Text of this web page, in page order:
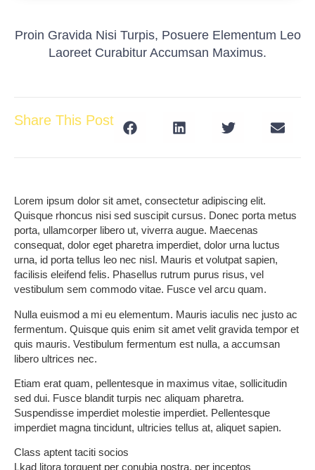
Proin Gravida Nisi Turpis, Posuere Elementum Leo
Laoreet Curabitur Accumsan Maximus.
Share This Post
Lorem ipsum dolor sit amet, consectetur adipiscing elit.
Quisque rhoncus nisi sed suscipit cursus. Donec porta metus
porta, ullamcorper libero ut, viverra augue. Maecenas
consequat, dolor eget pharetra imperdiet, dolor urna luctus
urna, id porta tellus leo nec nisl. Mauris et volutpat sapien,
facilisis eleifend felis. Phasellus rutrum purus risus, vel
vestibulum sem commodo vitae. Fusce vel arcu quam.
Nulla euismod a mi eu elementum. Mauris iaculis nec justo ac
fermentum. Quisque quis enim sit amet velit gravida tempor et
quis mauris. Vestibulum fermentum est nulla, a accumsan
libero ultrices nec.
Etiam erat quam, pellentesque in maximus vitae, sollicitudin
sed dui. Fusce blandit turpis nec aliquam pharetra.
Suspendisse imperdiet molestie imperdiet. Pellentesque
imperdiet magna tincidunt, ultricies tellus at, aliquet sapien.
Class aptent taciti socios
Lkad litora torquent per conubia nostra, per inceptos